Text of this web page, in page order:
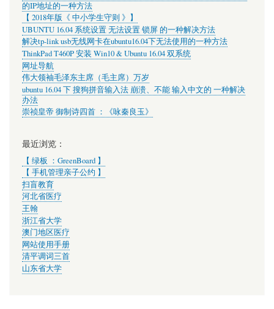
的IP地址的一种方法
【 2018年版《 中小学生守则 》】
UBUNTU 16.04 系统设置 无法设置 锁屏 的一种解决方法
解决tp-link usb无线网卡在ubuntu16.04下无法使用的一种方法
ThinkPad T460P 安装 Win10 & Ubuntu 16.04 双系统
网址导航
伟大领袖毛泽东主席（毛主席）万岁
ubuntu 16.04 下 搜狗拼音输入法 崩溃、不能 输入中文的 一种解决
办法
崇祯皇帝 御制诗四首 ：《咏秦良玉》
最近浏览：
【 绿板 ：GreenBoard 】
【 手机管理亲子公约 】
扫盲教育
河北省医疗
王翰
浙江省大学
澳门地区医疗
网站使用手册
清平调词三首
山东省大学